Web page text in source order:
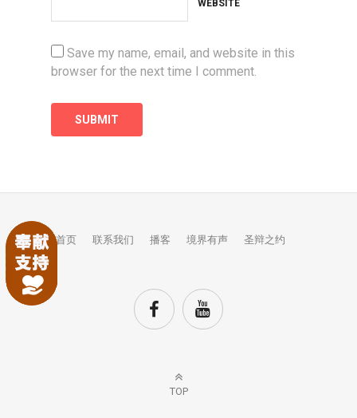
WEBSITE
Save my name, email, and website in this
browser for the next time I comment.
首页 联系我们 播客 境界有声 圣辩之约
TOP